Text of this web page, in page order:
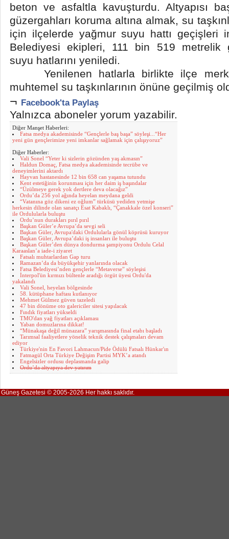
beton ve asfaltla kavuşturdu. Altyapısı
güzergahları koruma altına almak, su
için ilçelerde yağmur suyu hattı geçişleri
Belediyesi ekipleri, 111 bin 519 metrelik
suyu hatlarını yeniledi.
Yenilenen hatlarla birlikte ilçe
muhtemel su taşkınlarının önüne geçilmiş
¬ Facebook'ta Paylaş
Yalnızca aboneler yorum yazabilir.
Diğer Manşet Haberleri:
Fatsa medya akademisinde “Gençlerle baş başa” söyleşi...“Her
yeni gün gençlerimize yeni imkanlar sağlamak için çalışıyoruz”
Diğer Haberler:
Vali Sonel “Yeter ki sizlerin gözünden yaş akmasın”
Haldun Domaç, Fatsa medya akademisinde tecrübe ve
deneyimlerini aktardı
Hayvan hastanesinde 12 bin 658 can yaşama tutundu
Kent estetiğinin korunması için her daim iş başındalar
“Üzülmeye gerek yok dertlere deva olacağız”
Ordu’da 256 yol ağında heyelan meydana geldi
“Vatanına göz dikeni ez oğlum” türküsü yediden yetmişe
herkesin dilinde olan sanatçı Esat Kabaklı, “Çanakkale özel konseri”
ile Ordulularla buluştu
Ordu’nun durakları pırıl pırıl
Başkan Güler’e Avrupa’da sevgi seli
Başkan Güler, Avrupa'daki Ordulularla gönül köprüsü kuruyor
Başkan Güler, Avrupa’daki iş insanları ile buluştu
Başkan Güler’den dünya dondurma şampiyonu Ordulu Celal
Karaaslan’a iade-i ziyaret
Fatsalı muhtarlardan Gap turu
Ramazan’da da büyükşehir yanlarında olacak
Fatsa Belediyesi’nden gençlerle “Metaverse” söyleşisi
İnterpol'ün kırmızı bültenle aradığı örgüt üyesi Ordu'da
yakalandı
Vali Sonel, heyelan bölgesinde
58. kütüphane haftası kutlanıyor
Mehmet Gülmez güven tazeledi
47 bin dönüme oto galericiler sitesi yapılacak
Fındık fiyatları yükseldi
TMO'dan yağ fiyatları açıklaması
Yaban domuzlarına dikkat!
“Münakaşa değil münazara” yarışmasında final etabı başladı
Tarımsal faaliyetlere yönelik teknik destek çalışmaları devam
ediyor
Türkiye'nin En Favori Lahmacun/Pide Ödülü Fatsalı Hünkar'ın
Fatmagül Orta Türkiye Değişim Partisi MYK’a atandı
Engelsizler ordusu deplasmanda galip
Ordu’da altyapıya dev yatırım
Güneş Gazetesi © 2005-2026 Her hakkı saklıdır.